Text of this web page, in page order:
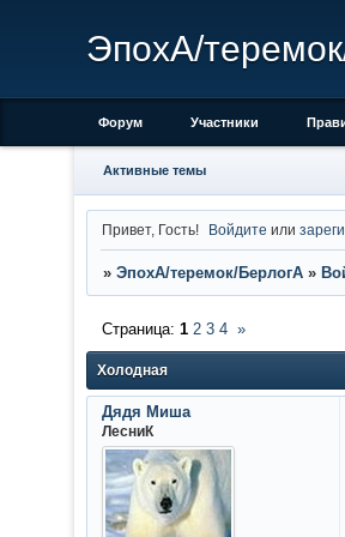
ЭпохА/
Форум Участники
Активные темы
Привет, Гость! Войдите или
» ЭпохА/теремок/БерлогА »
Холодная
Страница: 1 2 3 4 »
Дядя Миша
ЛесниК